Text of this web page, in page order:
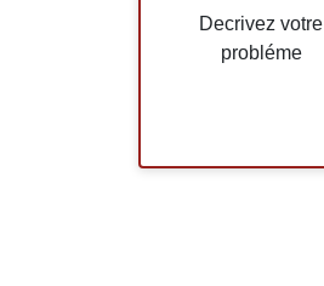
Decrivez votre
probléme